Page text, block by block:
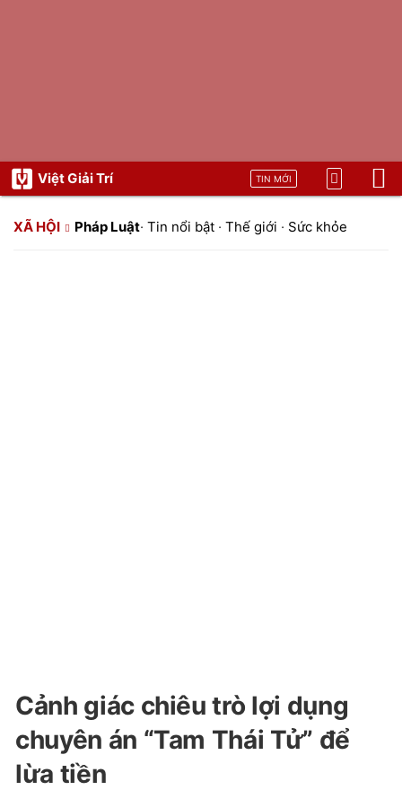
Việt Giải Trí TIN MỚI
XÃ HỘI Pháp Luật· Tin nổi bật · Thế giới · Sức khỏe
Cảnh giác chiêu trò lợi dụng
chuyên án “Tam Thái Tử” để
lừa tiền